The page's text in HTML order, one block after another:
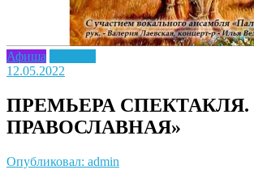
Афиша
12.05.2022
ПРЕМЬЕРА СПЕКТАКЛЯ.
ПРАВОСЛАВНАЯ»
Опубликовал: admin